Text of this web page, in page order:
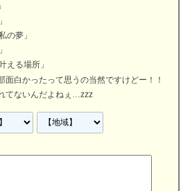
の夢」
える場所」
面白かったって思うの当然ですけどー！！
てないんだよねぇ…zzz